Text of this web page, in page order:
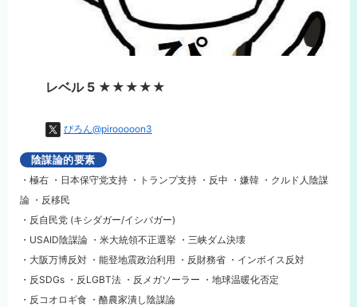
レベル 5 ★★★★★
ぴろん@pirooooon3
陰謀論的要素
・極右 ・日本保守党支持 ・トランプ支持 ・反中 ・嫌韓 ・クルド人陰謀
論 ・反移民
・反自民党 (キシダガー/イシバガー)
・USAID陰謀論 ・米大統領不正選挙 ・三峡ダム決壊
・大阪万博反対 ・能登地震政治利用 ・反財務省 ・インボイス反対
・反SDGs ・反LGBT法 ・反メガソーラー ・地球温暖化否定
・反コオロギ食 ・酪農家潰し陰謀論